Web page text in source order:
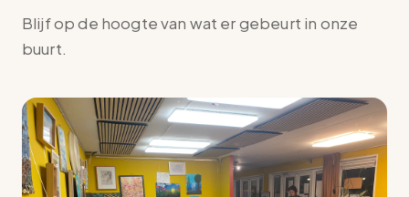
Blijf op de hoogte van wat er gebeurt in onze
buurt.